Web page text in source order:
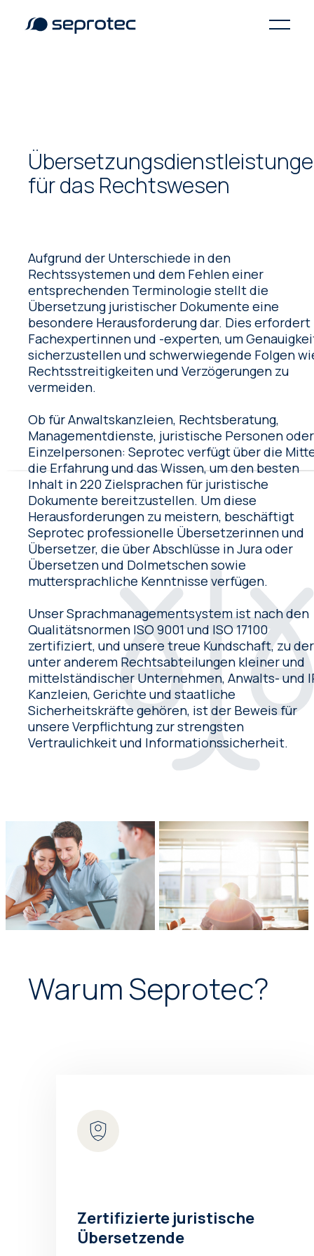
für das Rechtswesen
Aufgrund der Unterschiede in den
Rechtssystemen und dem Fehlen einer
entsprechenden Terminologie stellt die
Übersetzung juristischer Dokumente eine
besondere Herausforderung dar. Dies erfordert
Fachexpertinnen und -experten, um
sicherzustellen und schwerwiegende Folgen
Rechtsstreitigkeiten und Verzögerungen zu
vermeiden.
Ob für Anwaltskanzleien, Rechtsberatung,
Managementdienste, juristische Personen oder
Einzelpersonen: Seprotec verfügt über die
die Erfahrung und das Wissen, um den besten
Inhalt in 220 Zielsprachen für juristische
Dokumente bereitzustellen. Um diese
Herausforderungen zu meistern, beschäftigt
Seprotec professionelle Übersetzerinnen und
Übersetzer, die über Abschlüsse in Jura oder
Übersetzen und Dolmetschen sowie
muttersprachliche Kenntnisse verfügen.
Unser Sprachmanagementsystem ist nach den
Qualitätsnormen ISO 9001 und ISO 17100
zertifiziert, und unsere treue Kundschaft, zu der
unter anderem Rechtsabteilungen kleiner und
mittelständischer Unternehmen, Anwalts- und
Kanzleien, Gerichte und staatliche
Sicherheitskräfte gehören, ist der Beweis für
unsere Verpflichtung zur strengsten
Vertraulichkeit und Informationssicherheit.
Warum Seprotec?
Zertifizierte juristische
Übersetzende